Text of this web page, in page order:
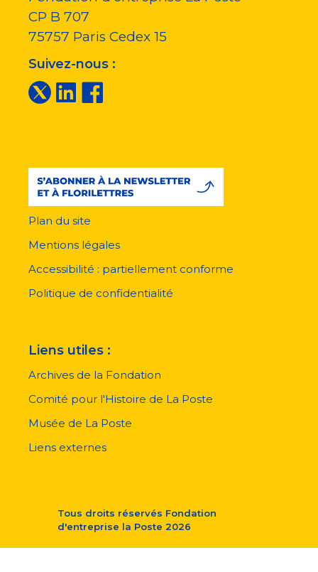
CP B 707
75757 Paris Cedex 15
Suivez-nous :
pied
page
Plan du site
Mentions légales
Accessibilité : partiellement conforme
Politique de confidentialité
Liens utiles :
Archives de la Fondation
Comité pour l'Histoire de La Poste
Musée de La Poste
Liens externes
Tous droits réservés Fondation
d'entreprise la Poste 2026